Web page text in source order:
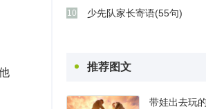
10 少先队家长寄语(55句)
推荐图文
带娃出去玩